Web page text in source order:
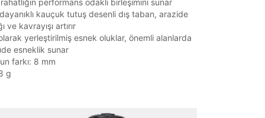
performans odaklı birleşimini sunar
kauçuk tutuş desenli dış taban, arazide
ve kavrayışı artırır
yerleştirilmiş esnek oluklar, önemli alanlarda
esneklik sunar
farkı: 8 mm
g